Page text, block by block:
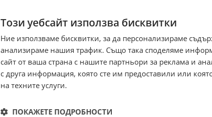
Този уебсайт използва бисквитки
Ние използваме бисквитки, за да персонализираме
анализираме нашия трафик. Също така споделяме
сайт от ваша страна с нашите партньори за реклама и
с друга информация, която сте им предоставили или
на техните услуги.
ПОКАЖЕТЕ ПОДРОБНОСТИ